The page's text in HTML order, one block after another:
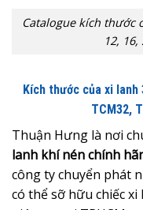
Catalogue kích thước
12,
Kích thước của xi
TCM32,
Thuận Hưng là nơi
lanh khí nén chính
công ty chuyển phát
có thể sỡ hữu chiếc